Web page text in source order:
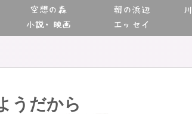
空想の森
小説・映画
朝の浜辺
エッセイ
うだから